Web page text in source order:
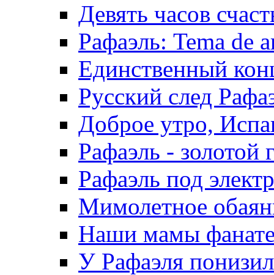
Девять часов
Рафаэль: Tema de
Единственный
Русский след
Доброе утро,
Рафаэль - золотой
Рафаэль под
Мимолетное
Наши мамы
У Рафаэля